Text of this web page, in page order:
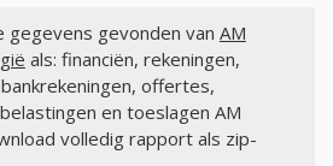
gegevens gevonden van AM
als: financiën, rekeningen,
offertes,
en toeslagen AM
volledig rapport als zip-